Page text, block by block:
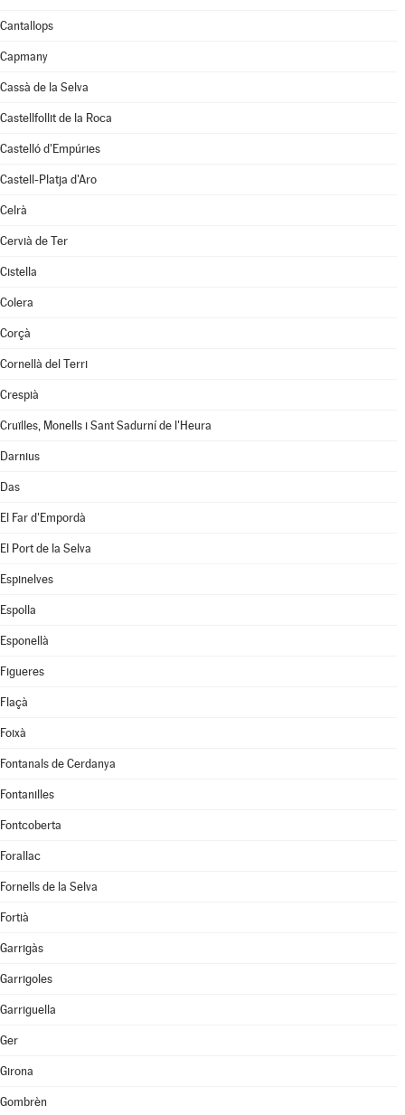
Cantallops
Capmany
Cassà de la Selva
Castellfollit de la Roca
Castelló d'Empúries
Castell-Platja d'Aro
Celrà
Cervià de Ter
Cistella
Colera
Corçà
Cornellà del Terri
Crespià
Cruïlles, Monells i Sant Sadurní de l'Heura
Darnius
Das
El Far d'Empordà
El Port de la Selva
Espinelves
Espolla
Esponellà
Figueres
Flaçà
Foixà
Fontanals de Cerdanya
Fontanilles
Fontcoberta
Forallac
Fornells de la Selva
Fortià
Garrigàs
Garrigoles
Garriguella
Ger
Girona
Gombrèn